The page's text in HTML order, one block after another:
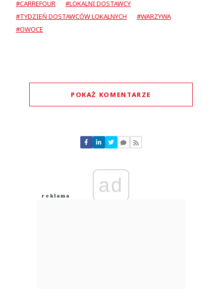
#CARREFOUR
#LOKALNI DOSTAWCY
#TYDZIEŃ DOSTAWCÓW LOKALNYCH
#WARZYWA
#OWOCE
POKAŻ KOMENTARZE
Nie znaleziono komentarzy
Zostaw swoje komentarze
Anuluj
ad